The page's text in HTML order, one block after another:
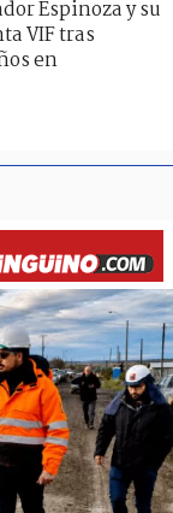
Espinoza y su
VIF tras
en